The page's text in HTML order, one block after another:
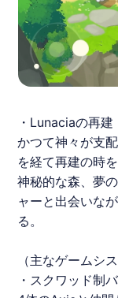
・ Lunaciaの再建
かつて神々が支
を経て再建の時
神秘的な森、夢
ャーと出会いな
る。
（主なゲームシス
・スクワッド制